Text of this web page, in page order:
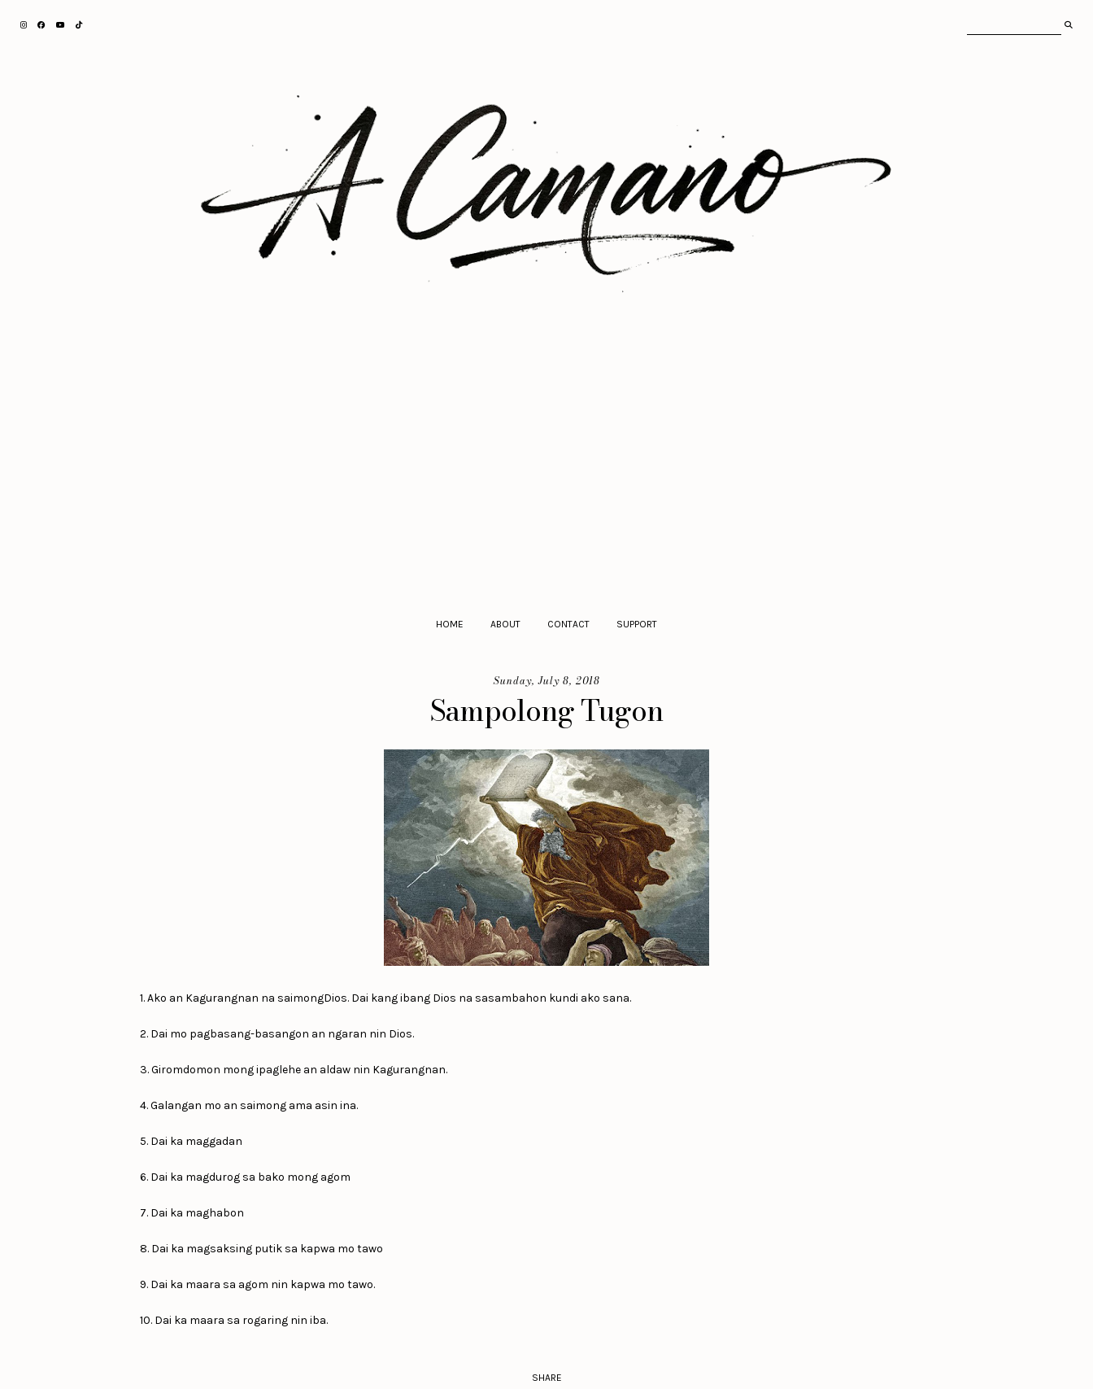
HOME ABOUT CONTACT SUPPORT
Sunday, July 8, 2018
Sampolong Tugon
1. Ako an Kagurangnan na saimongDios. Dai kang ibang Dios na sasambahon kundi ako sana.
2. Dai mo pagbasang-basangon an ngaran nin Dios.
3. Giromdomon mong ipaglehe an aldaw nin Kagurangnan.
4. Galangan mo an saimong ama asin ina.
5. Dai ka maggadan
6. Dai ka magdurog sa bako mong agom
7. Dai ka maghabon
8. Dai ka magsaksing putik sa kapwa mo tawo
9. Dai ka maara sa agom nin kapwa mo tawo.
10. Dai ka maara sa rogaring nin iba.
SHARE